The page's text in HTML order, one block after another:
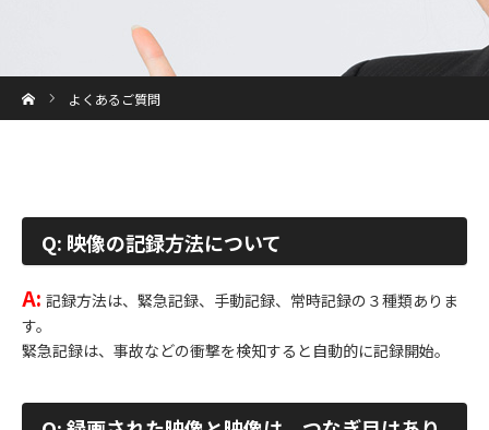
よくあるご質問
Q: 映像の記録方法について
A: 記録方法は、緊急記録、手動記録、常時記録の３種類ありま
す。
緊急記録は、事故などの衝撃を検知すると自動的に記録開始。